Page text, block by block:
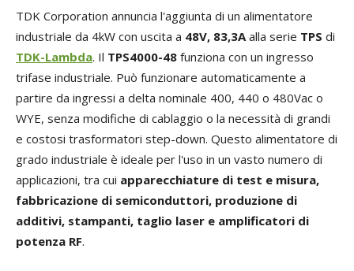
TDK Corporation annuncia l'aggiunta di un alimentatore
industriale da 4kW con uscita a 48V, 83,3A alla serie TPS di
TDK-Lambda. Il TPS4000-48 funziona con un ingresso
trifase industriale. Può funzionare automaticamente a
partire da ingressi a delta nominale 400, 440 o 480Vac o
WYE, senza modifiche di cablaggio o la necessità di grandi
e costosi trasformatori step-down. Questo alimentatore di
grado industriale è ideale per l'uso in un vasto numero di
applicazioni, tra cui apparecchiature di test e misura,
fabbricazione di semiconduttori, produzione di
additivi, stampanti, taglio laser e amplificatori di
potenza RF.